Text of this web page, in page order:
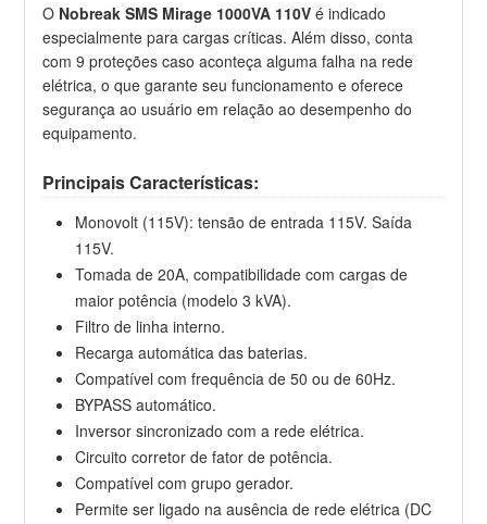
O Nobreak SMS Mirage 1000VA 110V é indicado
especialmente para cargas críticas. Além disso, conta
com 9 proteções caso aconteça alguma falha na rede
elétrica, o que garante seu funcionamento e oferece
segurança ao usuário em relação ao desempenho do
equipamento.
Principais Características:
Monovolt (115V): tensão de entrada 115V. Saída
115V.
Tomada de 20A, compatibilidade com cargas de
maior potência (modelo 3 kVA).
Filtro de linha interno.
Recarga automática das baterias.
Compatível com frequência de 50 ou de 60Hz.
BYPASS automático.
Inversor sincronizado com a rede elétrica.
Circuito corretor de fator de potência.
Compatível com grupo gerador.
Permite ser ligado na ausência de rede elétrica (DC